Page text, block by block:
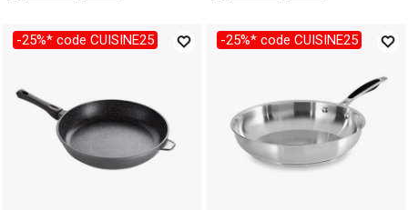
-25%* code CUISINE25 -25%* code CUISINE25